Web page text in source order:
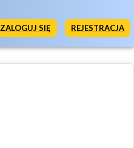
ZALOGUJ SIĘ REJESTRACJA